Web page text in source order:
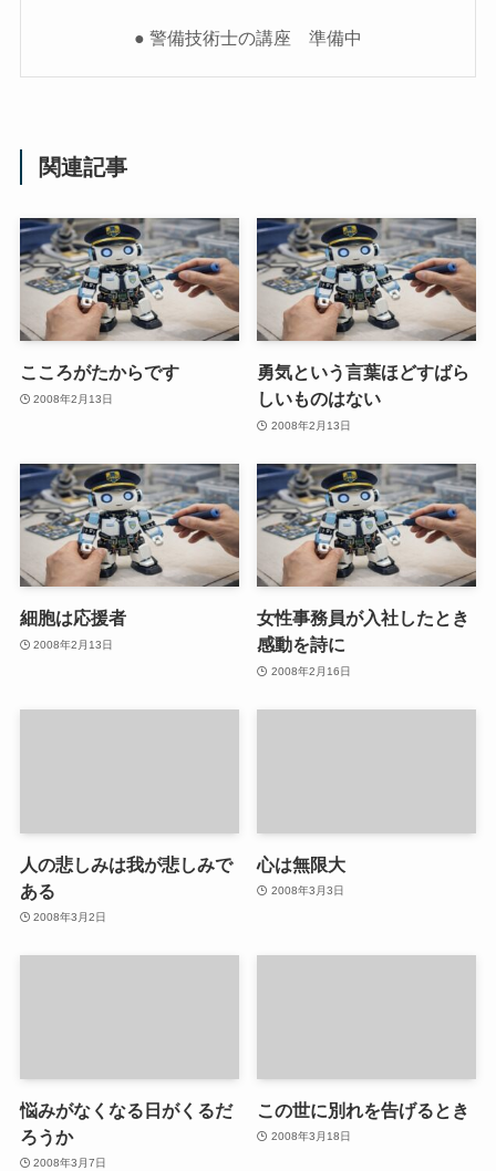
● 警備技術士の講座 準備中
関連記事
こころがたからです
2008年2月13日
勇気という言葉ほどすばら
しいものはない
2008年2月13日
細胞は応援者
2008年2月13日
女性事務員が入社したとき
感動を詩に
2008年2月16日
人の悲しみは我が悲しみで
ある
2008年3月2日
心は無限大
2008年3月3日
悩みがなくなる日がくるだ
ろうか
2008年3月7日
この世に別れを告げるとき
2008年3月18日